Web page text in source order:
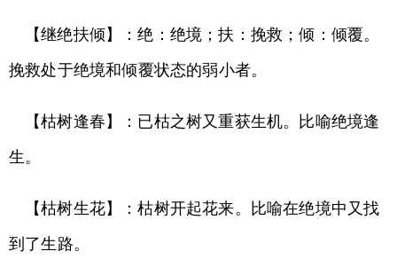
【继绝扶倾】：绝：绝境；扶：挽救；倾：倾覆。
挽救处于绝境和倾覆状态的弱小者。
【枯树逢春】：已枯之树又重获生机。比喻绝境逢
生。
【枯树生花】：枯树开起花来。比喻在绝境中又找
到了生路。